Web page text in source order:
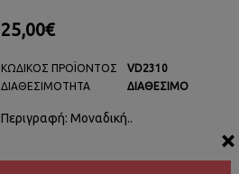
25,00€
ΚΩΔΙΚΌΣ ΠΡΟΪΌΝΤΟΣ
ΔΙΑΘΕΣΙΜΌΤΗΤΑ
VD2310
ΔΙΑΘΈΣΙΜΟ
Περιγραφή: Μοναδική..
×